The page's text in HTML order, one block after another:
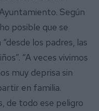
Según
posible que se
los padres, las
“A veces vivimos
muy deprisa sin
en familia.
de todo ese peligro